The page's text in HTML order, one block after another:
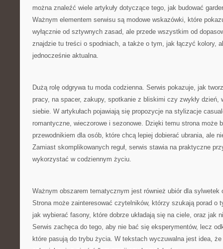
można znaleźć wiele artykuły dotyczące tego, jak budować
Ważnym elementem serwisu są modowe wskazówki, które
wyłącznie od sztywnych zasad, ale przede wszystkim od
znajdzie tu treści o spodniach, a także o tym, jak łączyć kolory,
jednocześnie aktualna.
Dużą rolę odgrywa tu moda codzienna. Serwis pokazuje, jak
pracy, na spacer, zakupy, spotkanie z bliskimi czy zwykły
siebie. W artykułach pojawiają się propozycje na stylizacje
romantyczne, wieczorowe i sezonowe. Dzięki temu strona może
przewodnikiem dla osób, które chcą lepiej dobierać ubrania, ale
Zamiast skomplikowanych reguł, serwis stawia na praktyczne
wykorzystać w codziennym życiu.
Ważnym obszarem tematycznym jest również ubiór dla sylwetek
Strona może zainteresować czytelników, którzy szukają porad o
jak wybierać fasony, które dobrze układają się na ciele, oraz jak
Serwis zachęca do tego, aby nie bać się eksperymentów, lecz
które pasują do trybu życia. W tekstach wyczuwalna jest idea, że